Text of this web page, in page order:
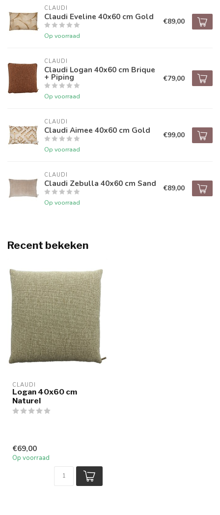
CLAUDI
Claudi Eveline 40x60 cm Gold
Op voorraad
€89,00
CLAUDI
Claudi Logan 40x60 cm Brique
+ Piping
Op voorraad
€79,00
CLAUDI
Claudi Aimee 40x60 cm Gold
Op voorraad
€99,00
CLAUDI
Claudi Zebulla 40x60 cm Sand
Op voorraad
€89,00
Recent bekeken
CLAUDI
Logan 40x60 cm
Naturel
€69,00
Op voorraad